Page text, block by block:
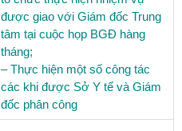
được giao với Giám đốc Trung
tâm tại cuộc họp BGĐ hàng
tháng;
– Thực hiện một số công tác
các khi được Sở Y tế và Giám
đốc phân công